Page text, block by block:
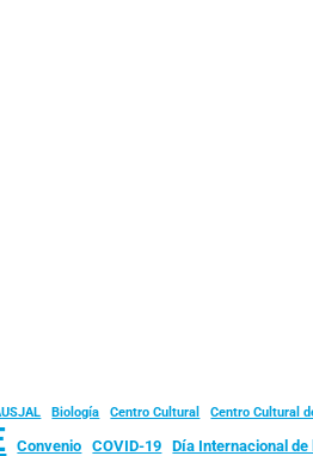
Biología Centro Cultural Centro Cultural
Convenio COVID-19 Día Internacional